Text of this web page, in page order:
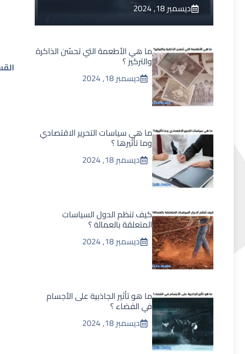
ديسمبر 18, 2024
ما هي الأطعمة التي تحسّن الذاكرة
والتركيز ؟
ديسمبر 18, 2024
ما هي سياسات التحرير الاقتصادي
وما تأثيرها ؟
ديسمبر 18, 2024
كيف تنظم الدول السياسات
المتعلقة بالعمالة ؟
ديسمبر 18, 2024
ما هو تأثير الجاذبية على الأجسام
في الفضاء ؟
ديسمبر 18, 2024